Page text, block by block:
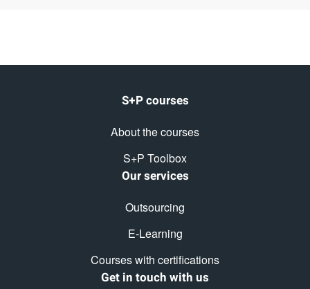
S+P courses
About the courses
S+P Toolbox
Our services
Outsourcing
E-Learning
Courses with certifications
Get in touch with us